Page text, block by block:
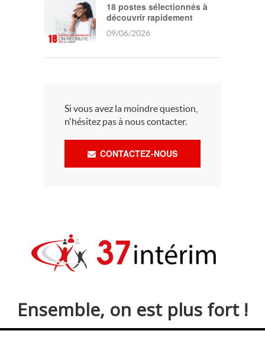
18 postes sélectionnés à
découvrir rapidement
09/06/2026
Si vous avez la moindre question,
n'hésitez pas à nous contacter.
CONTACTEZ-NOUS
Ensemble, on est plus fort !